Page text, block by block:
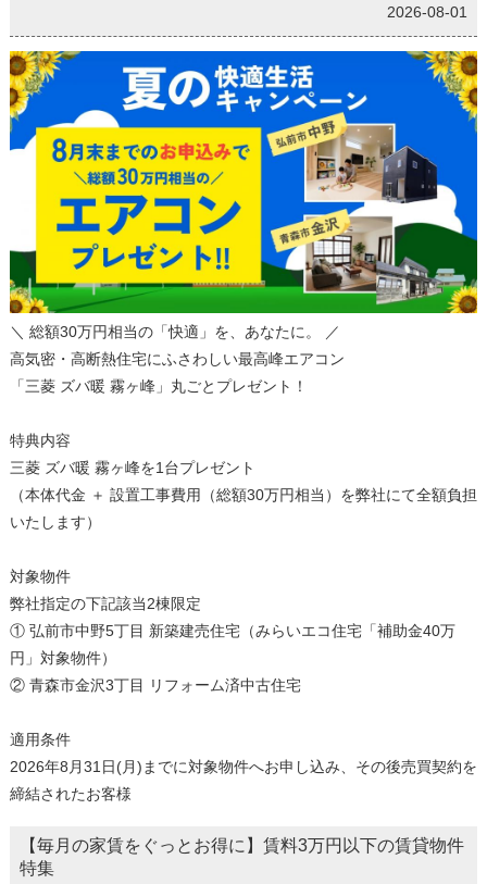
2026-08-01
＼ 総額30万円相当の「快適」を、あなたに。 ／
高気密・高断熱住宅にふさわしい最高峰エアコン
「三菱 ズバ暖 霧ヶ峰」丸ごとプレゼント！
特典内容
三菱 ズバ暖 霧ヶ峰を1台プレゼント
（本体代金 ＋ 設置工事費用（総額30万円相当）を弊社にて全額負担
いたします）
対象物件
弊社指定の下記該当2棟限定
① 弘前市中野5丁目 新築建売住宅（みらいエコ住宅「補助金40万
円」対象物件）
② 青森市金沢3丁目 リフォーム済中古住宅
適用条件
2026年8月31日(月)までに対象物件へお申し込み、その後売買契約を
締結されたお客様
【毎月の家賃をぐっとお得に】賃料3万円以下の賃貸物件
特集